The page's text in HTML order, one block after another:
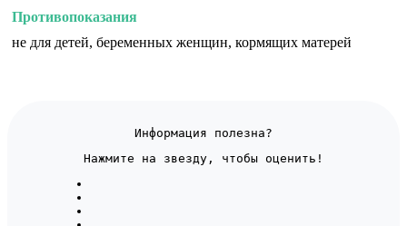
Противопоказания
не для детей, беременных женщин, кормящих матерей
Информация полезна?
Нажмите на звезду, чтобы оценить!